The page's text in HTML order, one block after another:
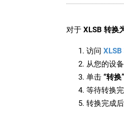
对于 XLSB 转换
访问 XLSB
从您的设
单击 “转换”
等待转换完
转换完成